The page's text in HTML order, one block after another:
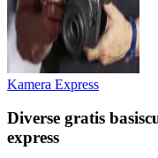
Kamera Express
Diverse gratis
express